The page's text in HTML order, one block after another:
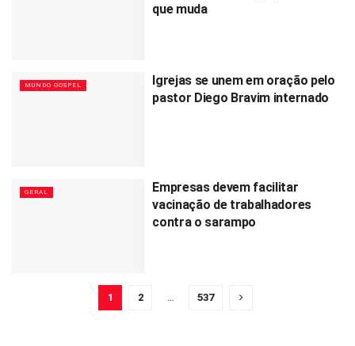
que muda
MUNDO GOSPEL
Igrejas se unem em oração pelo
pastor Diego Bravim internado
GERAL
Empresas devem facilitar
vacinação de trabalhadores
contra o sarampo
1 2 … 537